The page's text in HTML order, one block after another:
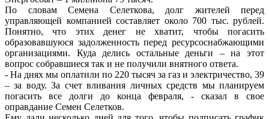
По словам Семена Селеткова, долг жителей перед
управляющей компанией составляет около 700 тыс. рублей.
Понятно, что этих денег не хватит, чтобы погасить
образовавшуюся задолженность перед ресурсоснабжающими
организациями. Куда делись остальные деньги – на этот
вопрос собравшиеся так и не получили внятного ответа.
- На днях мы оплатили по 220 тысяч за газ и электричество, 39
– за воду. За счет вливания личных средств мы планируем
погасить все долги до конца февраля, - сказал в свое
оправдание Семен Селетков.